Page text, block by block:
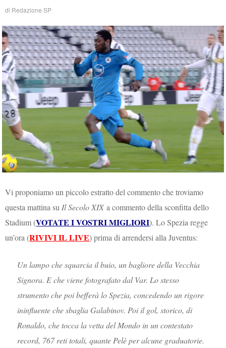
di Redazione SP
Vi proponiamo un piccolo estratto del commento che troviamo
questa mattina suIl Secolo XIXa commento della sconfitta dello
Stadium (VOTATE I VOSTRI MIGLIORI). Lo Spezia regge
un’ora (RIVIVI IL LIVE) prima di arrendersi alla Juventus:
Un lampo che squarcia il buio, un bagliore della Vecchia
Signora. E che viene fotografato dal Var. Lo stesso
strumento che poi befferà lo Spezia, concedendo un rigore
ininfluente che sbaglia Galabinov. Poi il gol, storico, di
Ronaldo, che tocca la vetta del Mondo in un contestato
record, 767 reti totali, quante Pelè per alcune graduatorie.